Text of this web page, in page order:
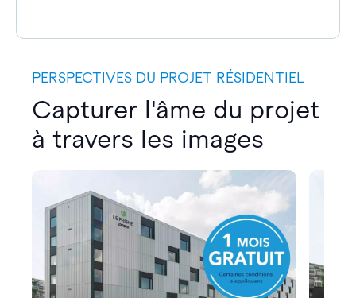
PERSPECTIVES DU PROJET RÉSIDENTIEL
Capturer l'âme du projet
à travers les images